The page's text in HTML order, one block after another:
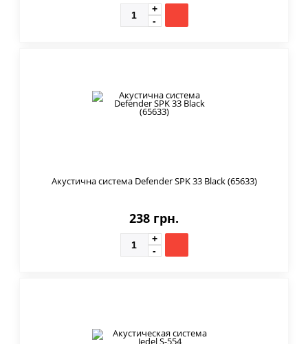
Акустична система Defender SPK 33 Black (65633)
238 грн.